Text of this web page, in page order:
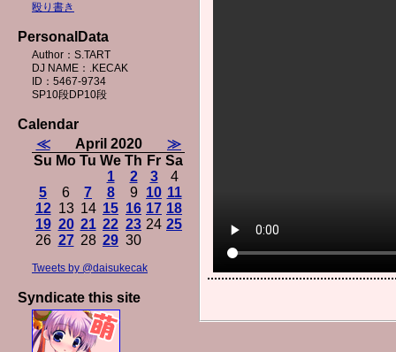
殴り書き
PersonalData
Author：S.TART
DJ NAME：.KECAK
ID：5467-9734
SP10段DP10段
Calendar
≪
April 2020
≫
Su Mo Tu We Th Fr Sa
1
2 3
4
5
6 7 8 9 10 11
12 13 14 15 16 17 18
19 20 21 22 23 24 25
26 27 28 29 30
Tweets by @daisukecak
Syndicate this site